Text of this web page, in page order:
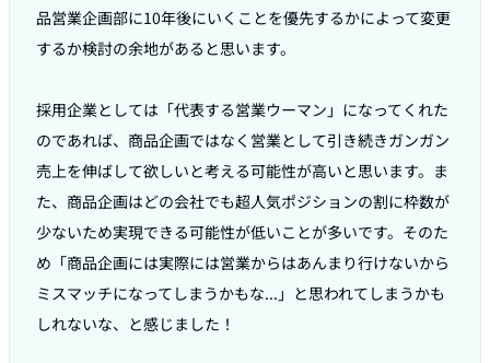
品営業企画部に10年後にいくことを優先するかによって変更
するか検討の余地があると思います。
採用企業としては「代表する営業ウーマン」になってくれた
のであれば、商品企画ではなく営業として引き続きガンガン
売上を伸ばして欲しいと考える可能性が高いと思います。ま
た、商品企画はどの会社でも超人気ポジションの割に枠数が
少ないため実現できる可能性が低いことが多いです。そのた
め「商品企画には実際には営業からはあんまり行けないから
ミスマッチになってしまうかもな...」と思われてしまうかも
しれないな、と感じました！